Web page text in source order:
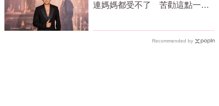
連媽媽都受不了 苦勸這點一定
Recommended by